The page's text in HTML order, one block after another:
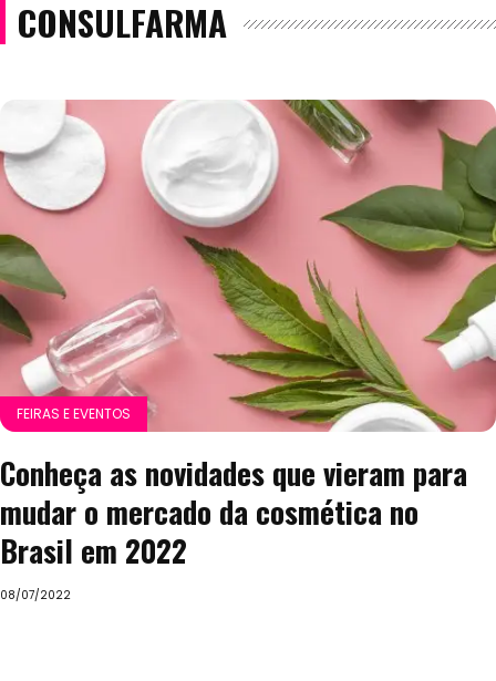
CONSULFARMA
FEIRAS E EVENTOS
Conheça as novidades que vieram para
mudar o mercado da cosmética no
Brasil em 2022
08/07/2022